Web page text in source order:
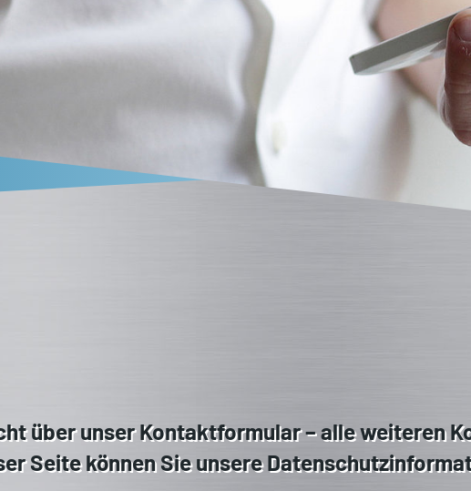
über unser Kontaktformular – alle weiteren
Seite können Sie unsere